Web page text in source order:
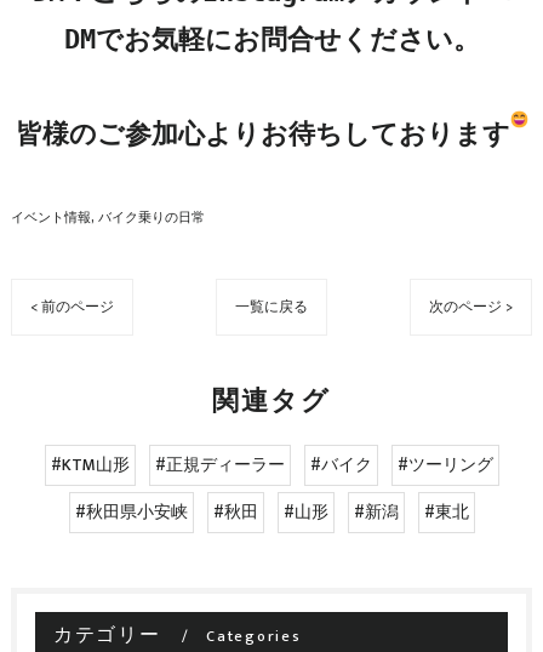
DMでお気軽にお問合せください。
皆様のご参加心よりお待ちしております
イベント情報 バイク乗りの日常
< 前のページ 一覧に戻る 次のページ >
関連タグ
#KTM山形 #正規ディーラー #バイク
#ツーリング
#秋田県小安峡
#秋田 #山形 #新潟 #東北
カテゴリー Categories